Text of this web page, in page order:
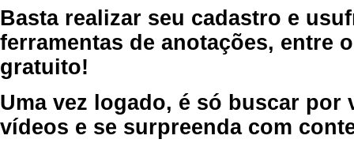
Basta realizar seu cadastro e
ferramentas de anotações, entre
gratuito!
Uma vez logado, é só buscar por
vídeos e se surpreenda com